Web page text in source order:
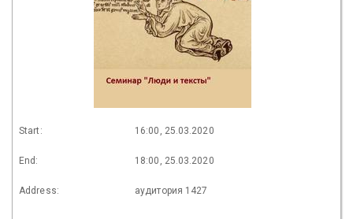
Start: 16:00, 25.03.2020
End: 18:00, 25.03.2020
Address: аудитория 1427